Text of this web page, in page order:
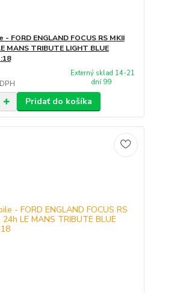
FORD ENGLAND FOCUS RS MKII
MANS TRIBUTE LIGHT BLUE
Externý sklad 14-21
dní 99
Pridať do košíka